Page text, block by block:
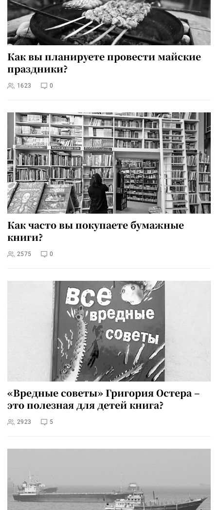
Как вы планируете провести майские
праздники?
1623 0
Как часто вы покупаете бумажные
книги?
2575 0
«Вредные советы» Григория Остера –
это полезная для детей книга?
2923 5